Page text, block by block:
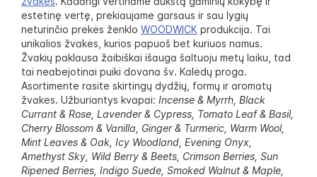
estetinę vertę, prekiaujame garsaus ir sau lygių
neturinčio prekės ženklo WOODWICK produkcija. Tai
unikalios žvakės, kurios papuoš bet kuriuos namus.
Žvakių paklausa žaibiškai išauga šaltuoju metų laiku, tad
tai neabejotinai puiki dovana šv. Kalėdų proga.
Asortimente rasite skirtingų dydžių, formų ir aromatų
žvakes. Užburiantys kvapai: Incense & Myrrh, Black
Currant & Rose, Lavender & Cypress, Tomato Leaf & Basil,
Cherry Blossom & Vanilla, Ginger & Turmeric, Warm Wool,
Mint Leaves & Oak, Icy Woodland, Evening Onyx,
Amethyst Sky, Wild Berry & Beets, Crimson Berries, Sun
Ripened Berries, Indigo Suede, Smoked Walnut & Maple,